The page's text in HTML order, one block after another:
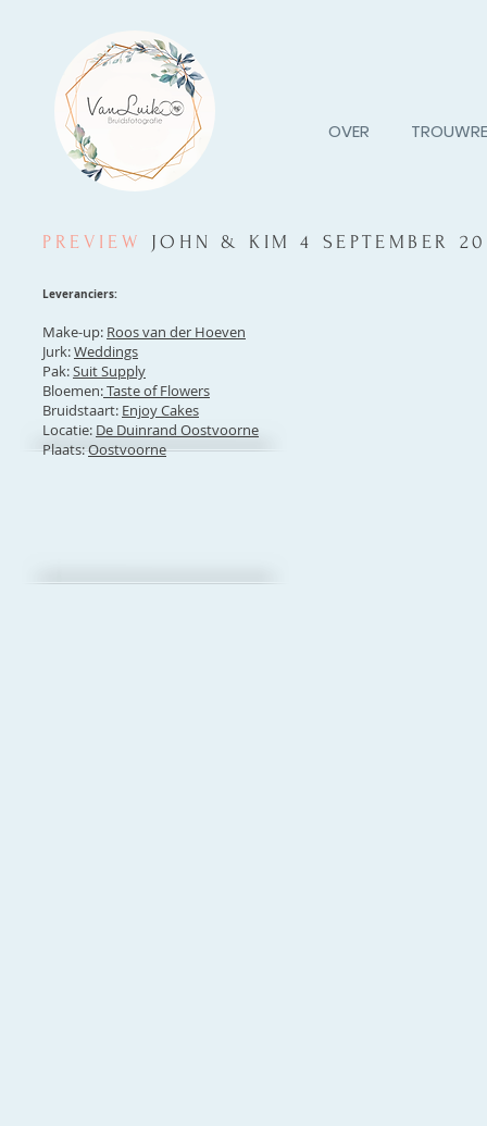
PREVIEW JOHN & KIM 4 SEPTEMBER
Leveranciers:
Make-up: Roos van der Hoeven
Jurk:Weddings
Pak:Suit Supply
Bloemen:Taste of Flowers
Bruidstaart: Enjoy Cakes
Locatie: De Duinrand Oostvoorne
Plaats:Oostvoorne
OVER